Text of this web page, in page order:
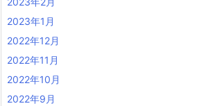
2023年1月
2022年12月
2022年11月
2022年10月
2022年9月